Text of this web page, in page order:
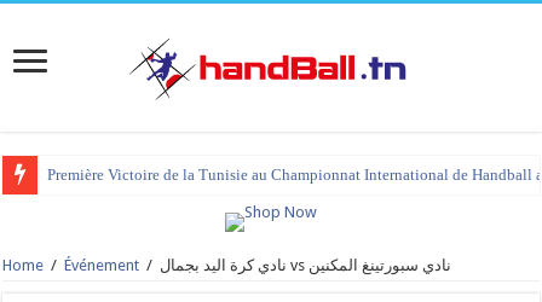
Première Victoire de la Tunisie au Championnat International de Handball
Home / Événement / نادي كرة اليد بجمال vs نادي سبورتينغ المكنين